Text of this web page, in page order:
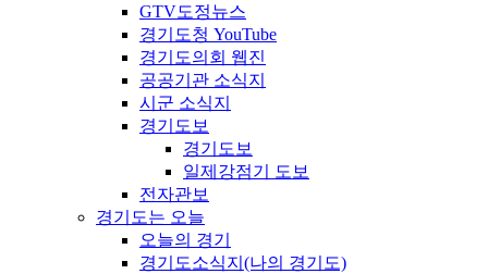
GTV도정뉴스
경기도청 YouTube
경기도의회 웹진
공공기관 소식지
시군 소식지
경기도보
경기도보
일제강점기 도보
전자관보
경기도는 오늘
오늘의 경기
경기도소식지(나의 경기도)